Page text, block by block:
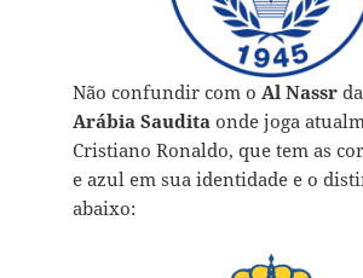
Não confundir com o Al Nassr
Arábia Sauditaonde joga
Cristiano Ronaldo, que tem as
e azul em sua identidade e o
abaixo: